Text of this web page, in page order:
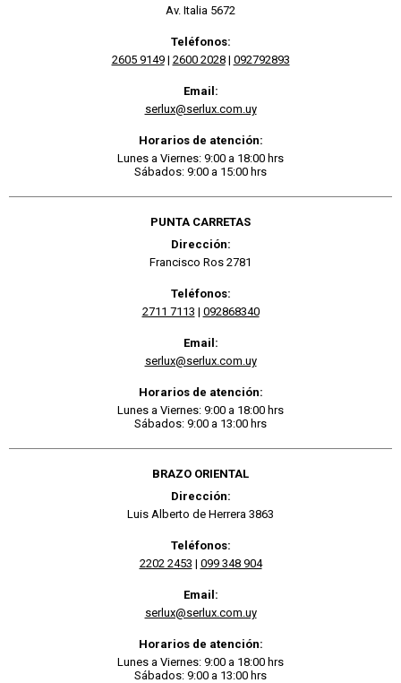
Av. Italia 5672
Teléfonos:
2605 9149| 2600 2028| 092792893
Email:
serlux@serlux.com.uy
Horarios de atención:
Lunes a Viernes: 9:00 a 18:00 hrs
Sábados: 9:00 a 15:00 hrs
PUNTA CARRETAS
Dirección:
Francisco Ros 2781
Teléfonos:
2711 7113 | 092868340
Email:
serlux@serlux.com.uy
Horarios de atención:
Lunes a Viernes: 9:00 a 18:00 hrs
Sábados: 9:00 a 13:00 hrs
BRAZO ORIENTAL
Dirección:
Luis Alberto de Herrera 3863
Teléfonos:
2202 2453 | 099 348 904
Email:
serlux@serlux.com.uy
Horarios de atención:
Lunes a Viernes: 9:00 a 18:00 hrs
Sábados: 9:00 a 13:00 hrs